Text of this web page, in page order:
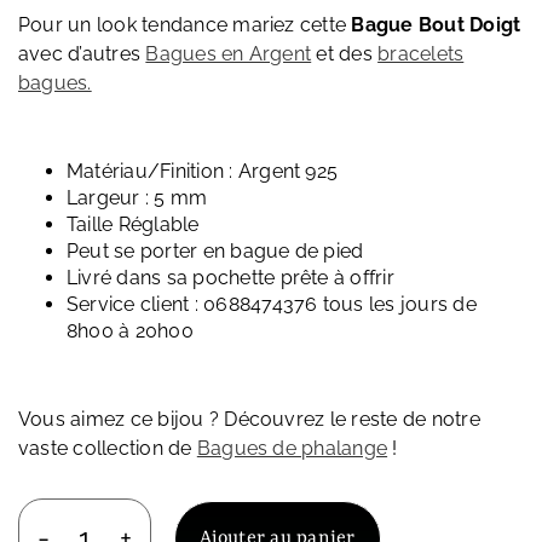
Pour un look tendance mariez cette Bague Bout Doigt
avec d’autres Bagues en Argent et des bracelets
bagues.
Matériau/Finition : Argent 925
Largeur : 5 mm
Taille Réglable
Peut se porter en bague de pied
Livré dans sa pochette prête à offrir
Service client : 0688474376 tous les jours de
8h00 à 20h00
Vous aimez ce bijou ? Découvrez le reste de notre
vaste collection de Bagues de phalange !